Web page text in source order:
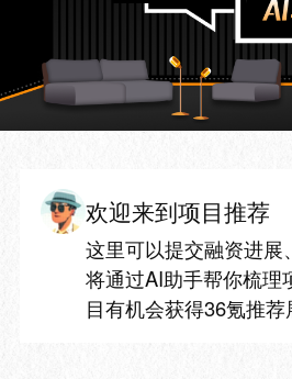
欢迎来到项目推荐
这里可以提交融资进展
将通过AI助手帮你梳理
目有机会获得36氪推荐